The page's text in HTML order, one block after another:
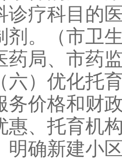
诊疗科目的
剂。（市卫
药局、市药
优化托育
务价格和财
惠、托育机
明确新建小